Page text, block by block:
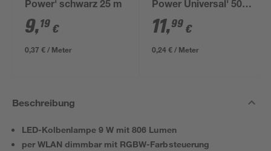
Power' schwarz 25 m
9,19 €
0,37 € / Meter
Power Universal' 50
m
11,99 €
0,24 € / Meter
Beschreibung
LED-Kolbenlampe 9 W mit 806 Lumen
per WLAN dimmbar mit RGBW-Farbsteuerung